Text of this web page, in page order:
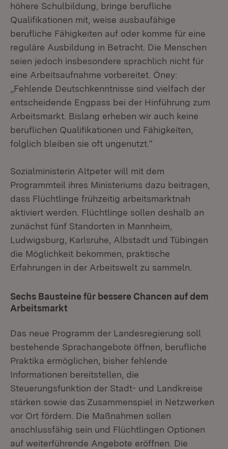
höhere Schulbildung, bringe berufliche
Qualifikationen mit, weise ausbaufähige
berufliche Fähigkeiten auf oder komme für eine
reguläre Ausbildung in Betracht. Die Menschen
seien jedoch insbesondere sprachlich nicht für
eine Arbeitsaufnahme vorbereitet. Öney:
„Fehlende Deutschkenntnisse sind vielfach der
entscheidende Engpass bei der Hinführung zum
Arbeitsmarkt. Bislang erheben wir auch keine
beruflichen Qualifikationen und Fähigkeiten,
folglich bleiben sie oft ungenutzt.“
Sozialministerin Altpeter will mit dem
Programmteil ihres Ministeriums dazu beitragen,
dass Flüchtlinge frühzeitig arbeitsmarktnah
aktiviert werden. Flüchtlinge sollen deshalb an
zunächst fünf Standorten in Mannheim,
Ludwigsburg, Karlsruhe, Albstadt und Tübingen
die Möglichkeit bekommen, praktische
Erfahrungen in der Arbeitswelt zu sammeln.
Sechs Bausteine für bessere Chancen auf dem
Arbeitsmarkt
Das neue Programm der Landesregierung soll
bestehende Sprachangebote öffnen, berufliche
Praktika ermöglichen, bisher fehlende
Informationen bereitstellen, die
Steuerungsfunktion der Stadt- und Landkreise
stärken sowie das Zusammenspiel in Netzwerken
vor Ort fördern. Die Maßnahmen sollen
anschlussfähig sein und Flüchtlingen Optionen
auf weiterführende Angebote eröffnen. Die